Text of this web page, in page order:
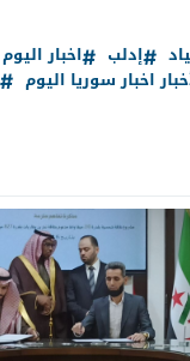
إدلب اخبار اليوم
اخبار سوريا اليوم